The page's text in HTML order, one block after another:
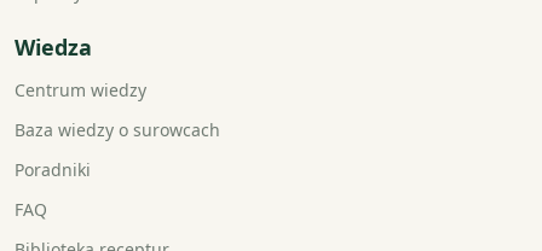
Wiedza
Centrum wiedzy
Baza wiedzy o surowcach
Poradniki
FAQ